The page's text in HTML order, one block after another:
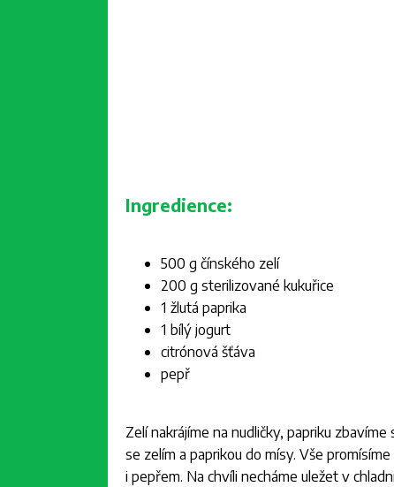
Ingredience:
500 g čínského zelí
200 g sterilizované kukuřice
1 žlutá paprika
1 bílý jogurt
citrónová šťáva
pepř
Zelí nakrájíme na nudličky, papriku
se zelím a paprikou do mísy. Vše
i pepřem. Na chvíli necháme uležet v